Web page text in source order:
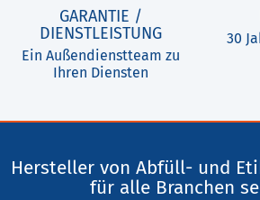
GARANTIE /
DIENSTLEISTUNG
Ein Außendienstteam zu
Ihren Diensten
30
Hersteller von Abfüll- und
für alle Branchen